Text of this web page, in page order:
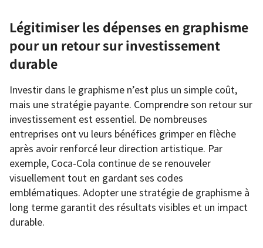
Légitimiser les dépenses en graphisme
pour un retour sur investissement
durable
Investir dans le graphisme n’est plus un simple coût,
mais une stratégie payante. Comprendre son retour sur
investissement est essentiel. De nombreuses
entreprises ont vu leurs bénéfices grimper en flèche
après avoir renforcé leur direction artistique. Par
exemple, Coca-Cola continue de se renouveler
visuellement tout en gardant ses codes
emblématiques. Adopter une stratégie de graphisme à
long terme garantit des résultats visibles et un impact
durable.